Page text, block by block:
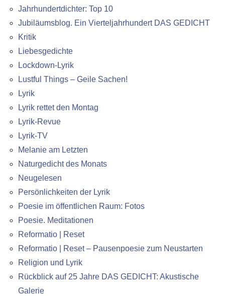
Jahrhundertdichter: Top 10
Jubiläumsblog. Ein Vierteljahrhundert DAS GEDICHT
Kritik
Liebesgedichte
Lockdown-Lyrik
Lustful Things – Geile Sachen!
Lyrik
Lyrik rettet den Montag
Lyrik-Revue
Lyrik-TV
Melanie am Letzten
Naturgedicht des Monats
Neugelesen
Persönlichkeiten der Lyrik
Poesie im öffentlichen Raum: Fotos
Poesie. Meditationen
Reformatio | Reset
Reformatio | Reset – Pausenpoesie zum Neustarten
Religion und Lyrik
Rückblick auf 25 Jahre DAS GEDICHT: Akustische
Galerie